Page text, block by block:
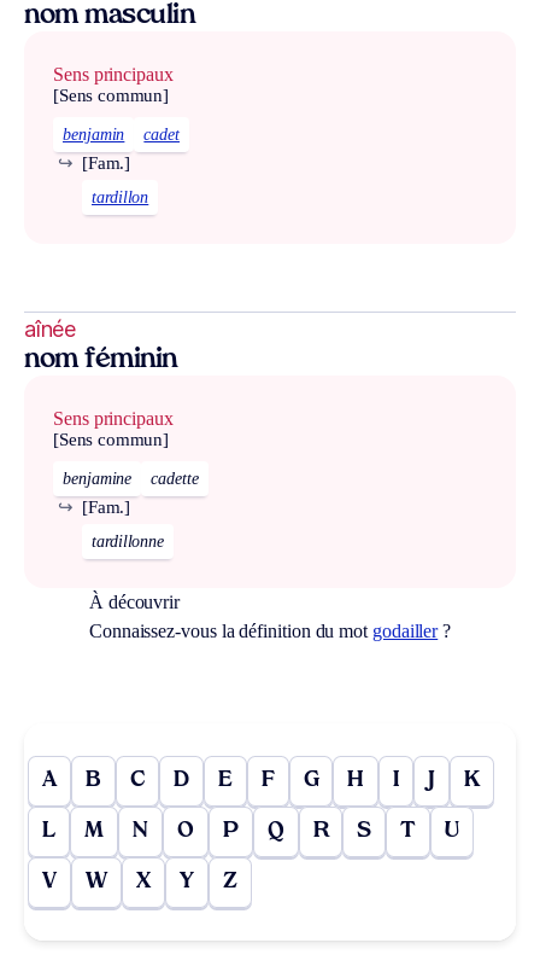
nom masculin
Sens principaux
[Sens commun]
benjamin cadet
[Fam.]
↪
tardillon
aînée
nom féminin
Sens principaux
[Sens commun]
benjamine cadette
[Fam.]
↪
tardillonne
À découvrir
Connaissez-vous la définition du mot godailler?
A B C D E F G H I J K
L M N O P Q R S T U
V W X Y Z